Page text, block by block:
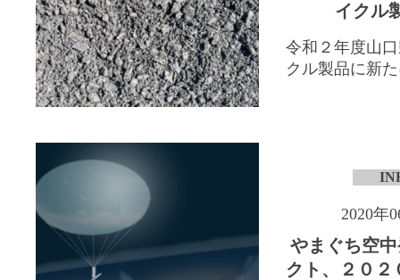
イクル
令和２年度山
クル製品に新
2020年
やまぐち空
クト、２０２